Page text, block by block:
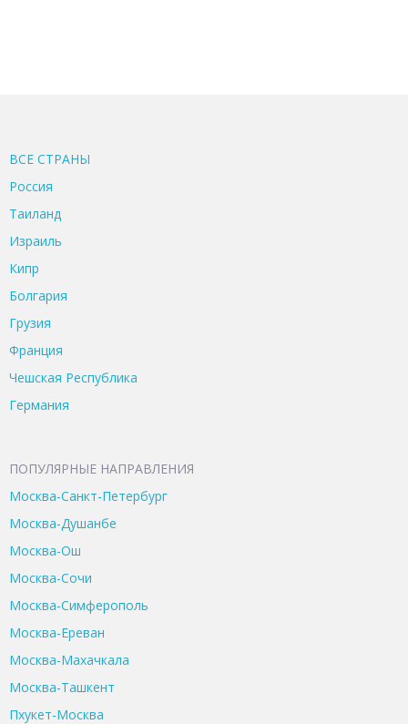
ВСЕ CТРАНЫ
Россия
Таиланд
Израиль
Кипр
Болгария
Грузия
Франция
Чешская Республика
Германия
ПОПУЛЯРНЫЕ НАПРАВЛЕНИЯ
Москва-Санкт-Петербург
Москва-Душанбе
Москва-Ош
Москва-Сочи
Москва-Симферополь
Москва-Ереван
Москва-Махачкала
Москва-Ташкент
Пхукет-Москва